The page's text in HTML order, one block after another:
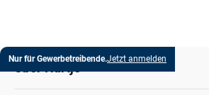
Nur für Gewerbetreibende.Jetzt anmelden